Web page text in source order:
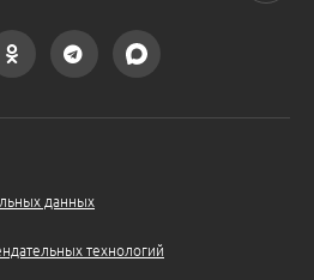
данных
технологий